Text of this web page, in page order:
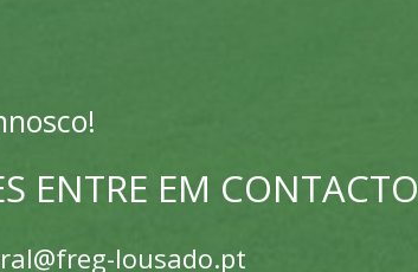
ENTRE EM CONTACTO
lousado.pt